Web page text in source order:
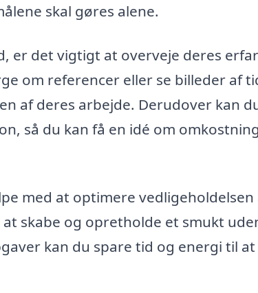
skal gøres alene.
er det vigtigt at overveje deres
om referencer eller se billeder af
af deres arbejde. Derudover kan
så du kan få en idé om
med at optimere vedligeholdelsen
skabe og opretholde et smukt
kan du spare tid og energi til